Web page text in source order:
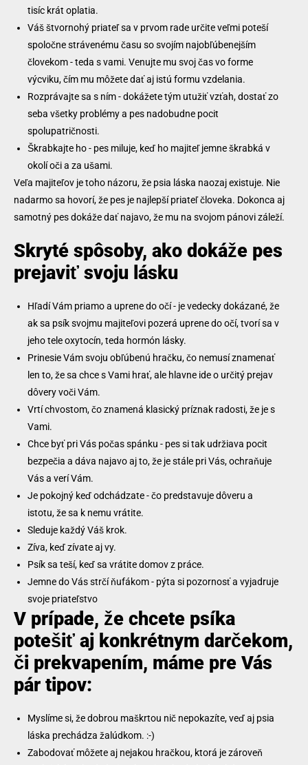
tisíc krát oplatia.
Váš štvornohý priateľ sa v prvom rade určite veľmi poteší
spoločne strávenému času so svojím najobľúbenejším
človekom - teda s vami. Venujte mu svoj čas vo forme
výcviku, čím mu môžete dať aj istú formu vzdelania.
Rozprávajte sa s ním - dokážete tým utužiť vzťah, dostať zo
seba všetky problémy a pes nadobudne pocit
spolupatričnosti.
Škrabkajte ho - pes miluje, keď ho majiteľ jemne škrabká v
okolí oči a za ušami.
Veľa majiteľov je toho názoru, že psia láska naozaj existuje. Nie
nadarmo sa hovorí, že pes je najlepší priateľ človeka. Dokonca aj
samotný pes dokáže dať najavo, že mu na svojom pánovi záleží.
Skryté spôsoby, ako dokáže pes
prejaviť svoju lásku
Hľadí Vám priamo a uprene do očí - je vedecky dokázané, že
ak sa psík svojmu majiteľovi pozerá uprene do očí, tvorí sa v
jeho tele oxytocín, teda hormón lásky.
Prinesie Vám svoju obľúbenú hračku, čo nemusí znamenať
len to, že sa chce s Vami hrať, ale hlavne ide o určitý prejav
dôvery voči Vám.
Vrtí chvostom, čo znamená klasický príznak radosti, že je s
Vami.
Chce byť pri Vás počas spánku - pes si tak udržiava pocit
bezpečia a dáva najavo aj to, že je stále pri Vás, ochraňuje
Vás a verí Vám.
Je pokojný keď odchádzate - čo predstavuje dôveru a
istotu, že sa k nemu vrátite.
Sleduje každý Váš krok.
Zíva, keď zívate aj vy.
Psík sa teší, keď sa vrátite domov z práce.
Jemne do Vás strčí ňufákom - pýta si pozornosť a vyjadruje
svoje priateľstvo
V prípade, že chcete psíka
potešiť aj konkrétnym darčekom,
či prekvapením, máme pre Vás
pár tipov:
Myslíme si, že dobrou maškrtou nič nepokazíte, veď aj psia
láska prechádza žalúdkom. :-)
Zabodovať môžete aj nejakou hračkou, ktorá je zároveň